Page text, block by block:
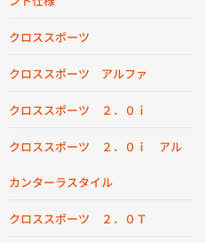
クロススポーツ
クロススポーツ アルファ
クロススポーツ ２．０ｉ
クロススポーツ ２．０ｉ アル
カンターラスタイル
クロススポーツ ２．０Ｔ